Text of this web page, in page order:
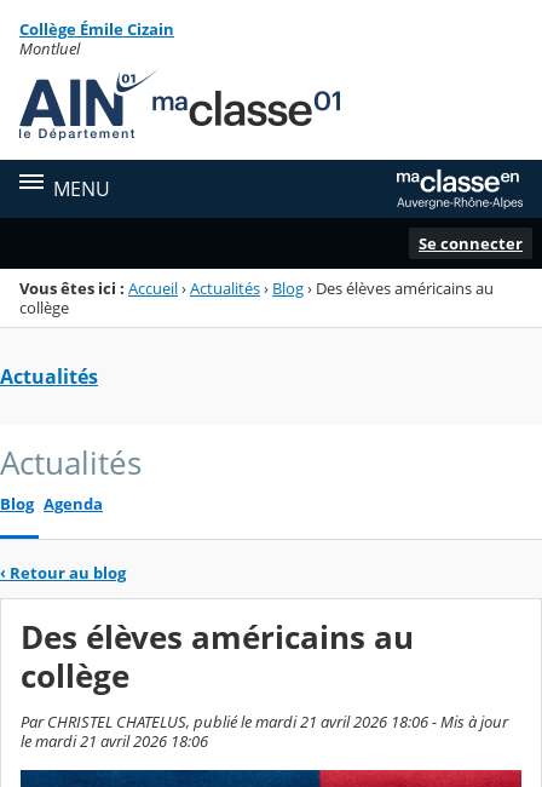
Menu de la rubrique
Contenu
Collège Émile Cizain
Montluel
MENU
Se connecter
Vous êtes ici : Accueil›Actualités› Blog› Des élèves américains au
collège
Actualités
Actualités
Blog Agenda
‹ Retour au blog
Des élèves américains au
collège
Par CHRISTEL CHATELUS, publié le mardi 21 avril 2026 18:06 - Mis à jour
le mardi 21 avril 2026 18:06